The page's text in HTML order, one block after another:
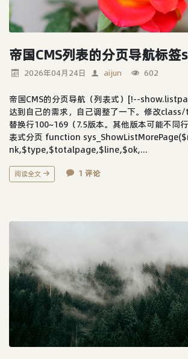
2026年04月24日 aijun 602
帝国CMS的分页导航（列表式）[!--
达到自己的需求，自己调整了一下。修改
替换行100~169（7.5版本。其他版本可能不同
表式分页 function
nk,$type,$totalpage,$line,$ok,...
阅读全文 1 评论